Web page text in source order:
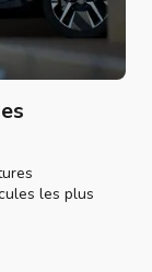
les plus